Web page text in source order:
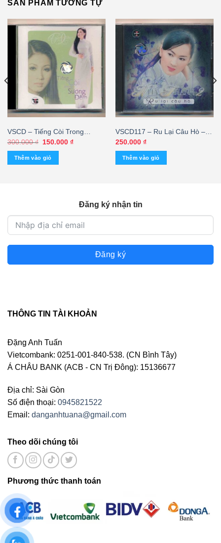
SẢN PHẨM TƯƠNG TỰ
VSCD – Tiếng Còi Trong
Sương Đêm – Tâm Đoan 7
(Made In Taiwan, KHÔNG BÌA
SAU GỐC)
300.000₫
Giá
là:
300.000 ₫.
150.000 ₫Giá
Thêm vào giỏ
VSCD117 – Ru Lại Câu Hò –
Nhã Thanh 2 (KGTH9)
250.000 ₫
Thêm vào giỏ
Đăng ký nhận tin
Đăng ký
THÔNG TIN TÀI KHOẢN
Đặng Anh Tuấn
Vietcombank: 0251-001-840-538. (CN Bình Tây)
Á CHÂU BANK (ACB - CN Trị Đông): 15136677
Địa chỉ: Sài Gòn
Số điện thoại: 0945821522
Email: danganhtuana@gmail.com
Theo dõi chúng tôi
Phương thức thanh toán